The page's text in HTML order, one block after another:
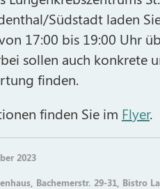
Südstadt laden
17:00 bis 19:00 Uhr
sollen auch konkrete
finden.
finden Sie im Flyer.
2023
Bachemerstr. 29-31, Bistro